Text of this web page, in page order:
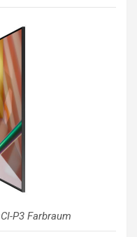
P3 Farbraum